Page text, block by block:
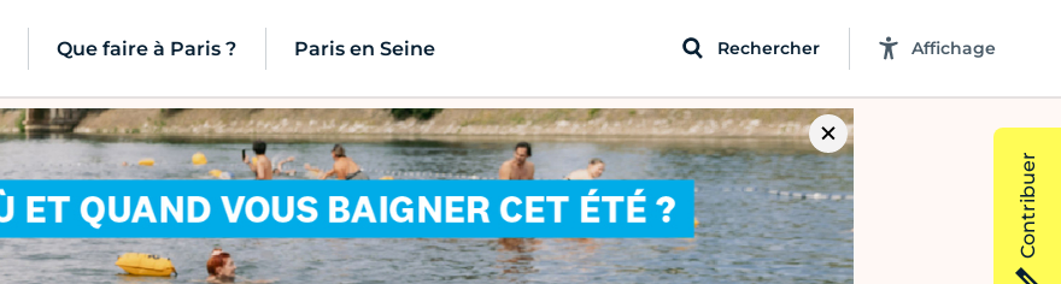
Que faire à Paris ? Paris en Seine Rechercher Affichage
Contribuer